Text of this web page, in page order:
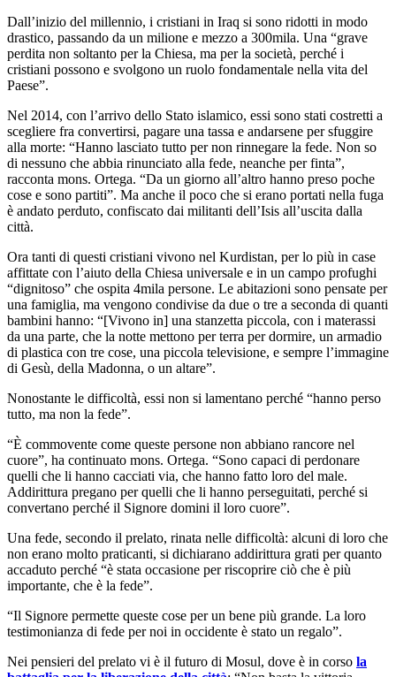
Dall’inizio del millennio, i cristiani in Iraq si sono ridotti in modo
drastico, passando da un milione e mezzo a 300mila. Una “grave
perdita non soltanto per la Chiesa, ma per la società, perché i
cristiani possono e svolgono un ruolo fondamentale nella vita del
Paese”.
Nel 2014, con l’arrivo dello Stato islamico, essi sono stati costretti a
scegliere fra convertirsi, pagare una tassa e andarsene per sfuggire
alla morte: “Hanno lasciato tutto per non rinnegare la fede. Non so
di nessuno che abbia rinunciato alla fede, neanche per finta”,
racconta mons. Ortega. “Da un giorno all’altro hanno preso poche
cose e sono partiti”. Ma anche il poco che si erano portati nella fuga
è andato perduto, confiscato dai militanti dell’Isis all’uscita dalla
città.
Ora tanti di questi cristiani vivono nel Kurdistan, per lo più in case
affittate con l’aiuto della Chiesa universale e in un campo profughi
“dignitoso” che ospita 4mila persone. Le abitazioni sono pensate per
una famiglia, ma vengono condivise da due o tre a seconda di quanti
bambini hanno: “[Vivono in] una stanzetta piccola, con i materassi
da una parte, che la notte mettono per terra per dormire, un armadio
di plastica con tre cose, una piccola televisione, e sempre l’immagine
di Gesù, della Madonna, o un altare”.
Nonostante le difficoltà, essi non si lamentano perché “hanno perso
tutto, ma non la fede”.
“È commovente come queste persone non abbiano rancore nel
cuore”, ha continuato mons. Ortega. “Sono capaci di perdonare
quelli che li hanno cacciati via, che hanno fatto loro del male.
Addirittura pregano per quelli che li hanno perseguitati, perché si
convertano perché il Signore domini il loro cuore”.
Una fede, secondo il prelato, rinata nelle difficoltà: alcuni di loro che
non erano molto praticanti, si dichiarano addirittura grati per quanto
accaduto perché “è stata occasione per riscoprire ciò che è più
importante, che è la fede”.
“Il Signore permette queste cose per un bene più grande. La loro
testimonianza di fede per noi in occidente è stato un regalo”.
Nei pensieri del prelato vi è il futuro di Mosul, dove è in corso la